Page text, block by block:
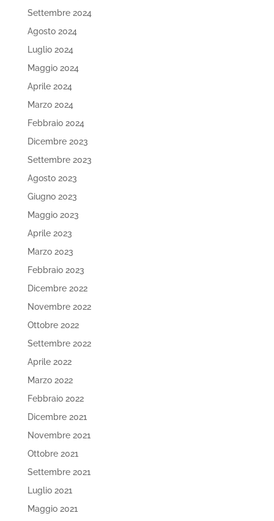
Settembre 2024
Agosto 2024
Luglio 2024
Maggio 2024
Aprile 2024
Marzo 2024
Febbraio 2024
Dicembre 2023
Settembre 2023
Agosto 2023
Giugno 2023
Maggio 2023
Aprile 2023
Marzo 2023
Febbraio 2023
Dicembre 2022
Novembre 2022
Ottobre 2022
Settembre 2022
Aprile 2022
Marzo 2022
Febbraio 2022
Dicembre 2021
Novembre 2021
Ottobre 2021
Settembre 2021
Luglio 2021
Maggio 2021